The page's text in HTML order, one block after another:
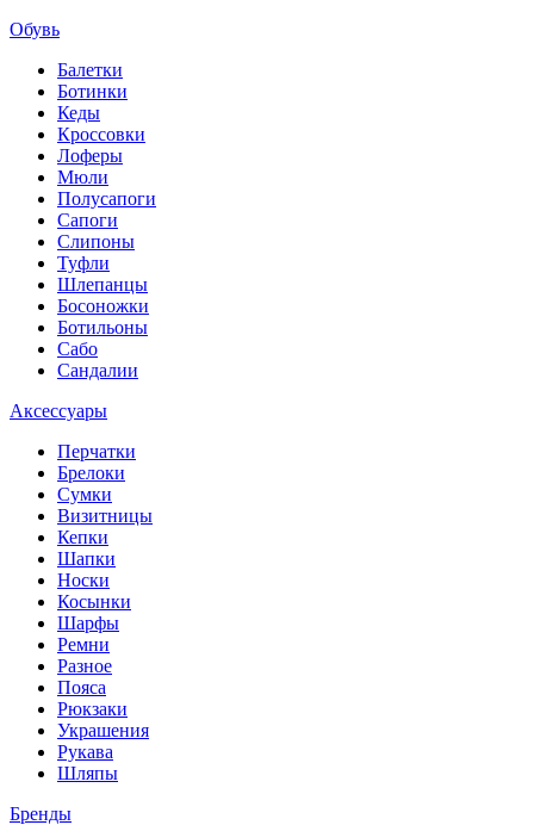
Обувь
Балетки
Ботинки
Кеды
Кроссовки
Лоферы
Мюли
Полусапоги
Сапоги
Слипоны
Туфли
Шлепанцы
Босоножки
Ботильоны
Сабо
Сандалии
Аксессуары
Перчатки
Брелоки
Сумки
Визитницы
Кепки
Шапки
Носки
Косынки
Шарфы
Ремни
Разное
Пояса
Рюкзаки
Украшения
Рукава
Шляпы
Бренды